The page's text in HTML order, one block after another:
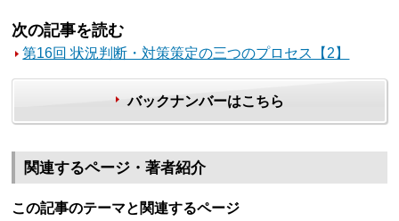
次の記事を読む
第16回 状況判断・対策策定の三つのプロセス【2】
バックナンバーはこちら
関連するページ・著者紹介
この記事のテーマと関連するページ